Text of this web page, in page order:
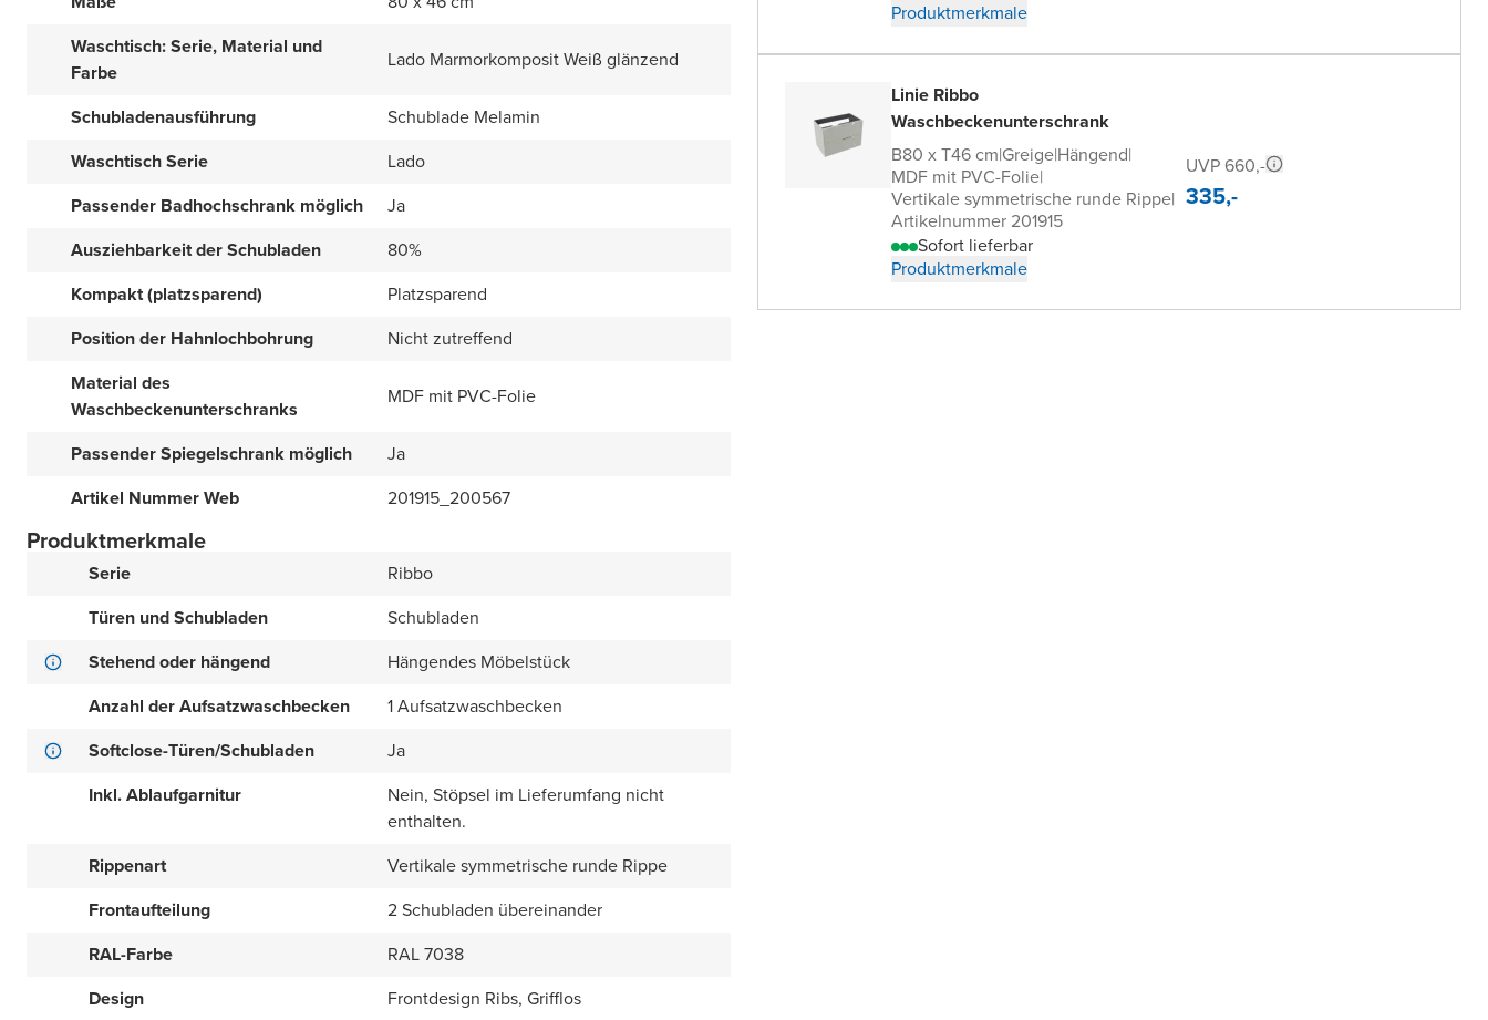
Waschtisch: Serie, Material und
Farbe
Lado Marmorkomposit Weiß glänzend
Schubladenausführung
Schublade Melamin
Waschtisch Serie
Lado
Passender Badhochschrank möglich
Ja
Ausziehbarkeit der Schubladen
80%
Kompakt (platzsparend)
Platzsparend
Position der Hahnlochbohrung
Nicht zutreffend
Material des
Waschbeckenunterschranks
MDF mit PVC-Folie
Passender Spiegelschrank möglich
Ja
Artikel Nummer Web
201915_200567
Produktmerkmale
Serie
Ribbo
Türen und Schubladen
Schubladen
Stehend oder hängend
Hängendes Möbelstück
Anzahl der Aufsatzwaschbecken
1 Aufsatzwaschbecken
Softclose-Türen/Schubladen
Ja
Inkl. Ablaufgarnitur
Nein, Stöpsel im Lieferumfang nicht
enthalten.
Rippenart
Vertikale symmetrische runde Rippe
Frontaufteilung
2 Schubladen übereinander
RAL-Farbe
RAL 7038
Design
Frontdesign Ribs, Grifflos
Produktmerkmale
Linie Ribbo
Waschbeckenunterschrank
B80 x T46 cm|Greige|Hängend|
MDF mit PVC-Folie|
Vertikale symmetrische runde Rippe|
Artikelnummer 201915
Sofort lieferbar
Produktmerkmale
UVP 660,-
335,-